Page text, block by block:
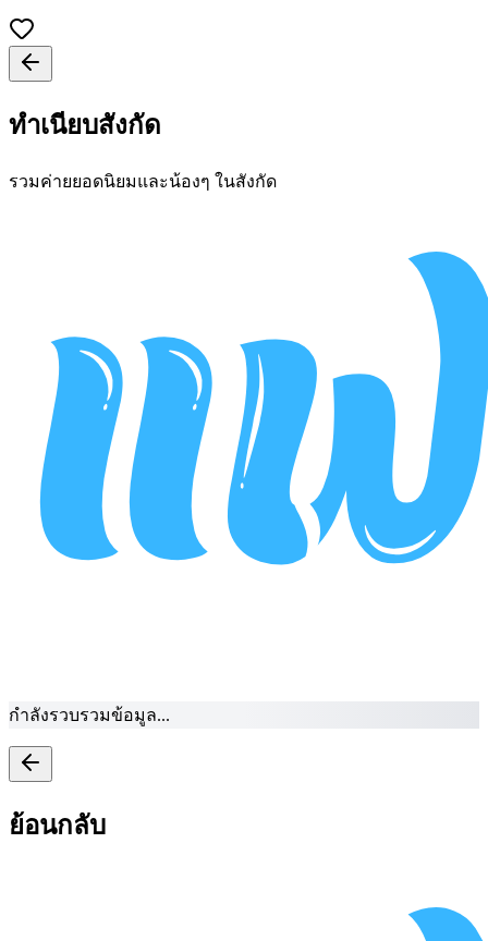
ทำเนียบสังกัด
รวมค่ายยอดนิยมและน้องๆ ในสังกัด
กำลังรวบรวมข้อมูล...
ย้อนกลับ